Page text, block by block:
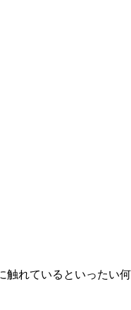
れているといった